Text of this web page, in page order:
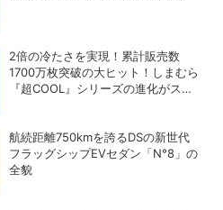
2倍の冷たさを実現！累計販売数
1700万枚突破の大ヒット！しまむら
『超COOL』シリーズの進化がスゴ
航続距離750kmを誇るDSの新世代
フラッグシップEVセダン「N°8」の
全貌